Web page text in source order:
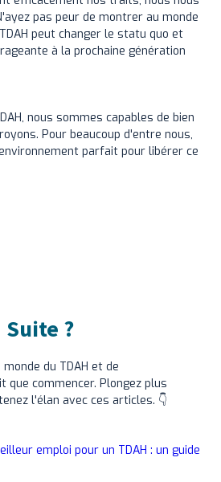
pas peur de montrer au monde
peut changer le statu quo et
à la prochaine génération
nous sommes capables de bien
Pour beaucoup d'entre nous,
parfait pour libérer ce
?
du TDAH et de
commencer. Plongez plus
l'élan avec ces articles. 👇
emploi pour un TDAH : un guide